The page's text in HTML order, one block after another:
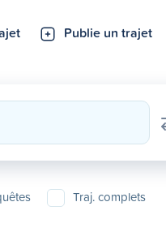
Publie un trajet
Traj. complets